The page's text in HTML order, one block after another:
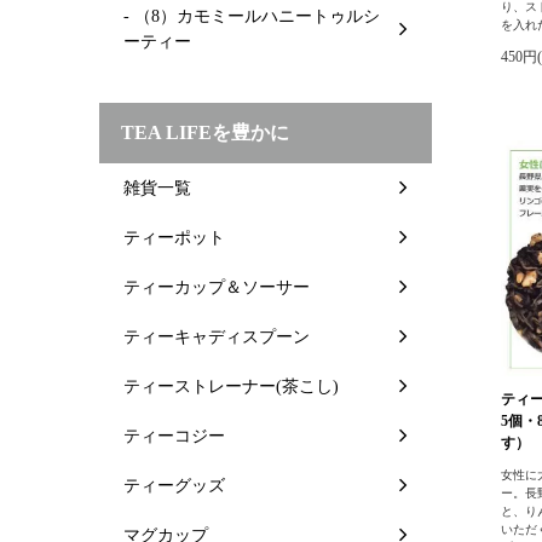
り、ス
を入れ
450円
ティ
5個・
す）
女性に
ー。長
と、り
いただ
- （8）カモミールハニートゥルシ
ーティー
TEA LIFEを豊かに
雑貨一覧
ティーポット
ティーカップ＆ソーサー
ティーキャディスプーン
ティーストレーナー(茶こし)
ティーコジー
ティーグッズ
マグカップ